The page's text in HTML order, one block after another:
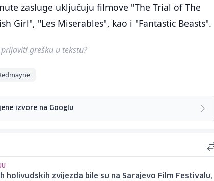
zasluge uključuju filmove "The Trial of The
Girl", "Les Miserables", kao i "Fantastic Beasts".
grešku u tekstu?
izvore na Googlu
holivudskih zvijezda bile su na Sarajevo Film Festivalu,